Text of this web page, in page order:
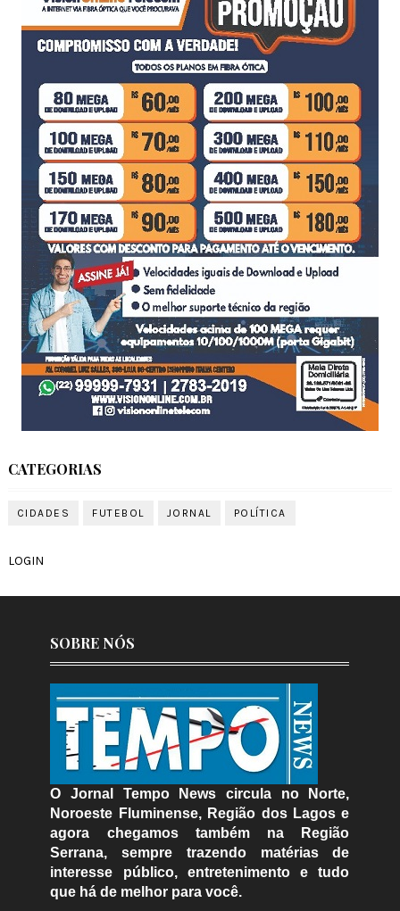
CATEGORIAS
CIDADES FUTEBOL JORNAL POLÍTICA
LOGIN
SOBRE NÓS
O Jornal Tempo News circula no Norte,
Noroeste Fluminense, Região dos Lagos e
agora chegamos também na Região
Serrana, sempre trazendo matérias de
interesse público, entretenimento e tudo
que há de melhor para você.